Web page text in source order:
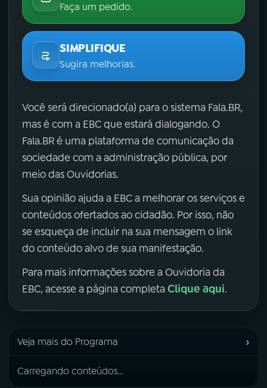
Faça um pedido.
SIMPLIFIQUE
Sugira melhorias.
Você será direcionado(a) para o sistema Fala.BR,
mas é com a EBC que estará dialogando. O
Fala.BR é uma plataforma de comunicação da
sociedade com a administração pública, por
meio das Ouvidorias.
Sua opinião ajuda a EBC a melhorar os serviços e
conteúdos ofertados ao cidadão. Por isso, não
se esqueça de incluir na sua mensagem o link
do conteúdo alvo de sua manifestação.
Para mais informações sobre a Ouvidoria da
EBC, acesse a página completa Clique aqui.
Veja mais do Programa ›
Carregando conteúdos...